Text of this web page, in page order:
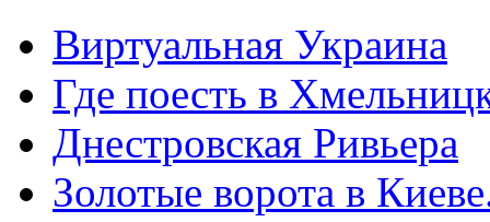
Виртуальная Украина
Где поесть в
Днестровская Ривьера
Золотые ворота в